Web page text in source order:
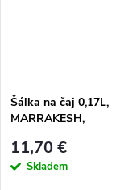
Šálka na čaj 0,17L,
MARRAKESH,
Blanc|Costa Nova
11,70 €
Skladem